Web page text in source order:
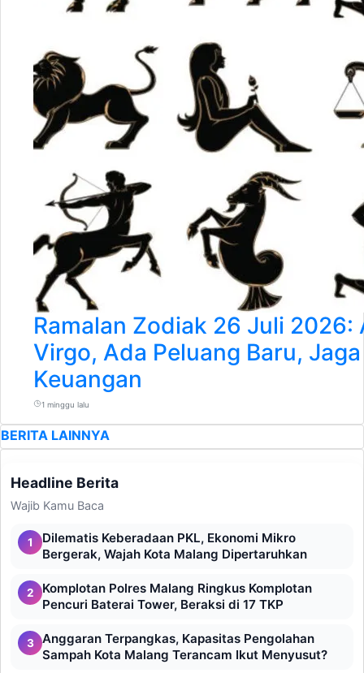
Ramalan Zodiak 26 Juli 2026:
Virgo, Ada Peluang Baru,
Keuangan
1 minggu lalu
BERITA LAINNYA
Headline Berita
Wajib Kamu Baca
1
Dilematis Keberadaan PKL, Ekonomi Mikro
Bergerak, Wajah Kota Malang Dipertaruhkan
2
Komplotan Polres Malang Ringkus Komplotan
Pencuri Baterai Tower, Beraksi di 17 TKP
3
Anggaran Terpangkas, Kapasitas Pengolahan
Sampah Kota Malang Terancam Ikut Menyusut?